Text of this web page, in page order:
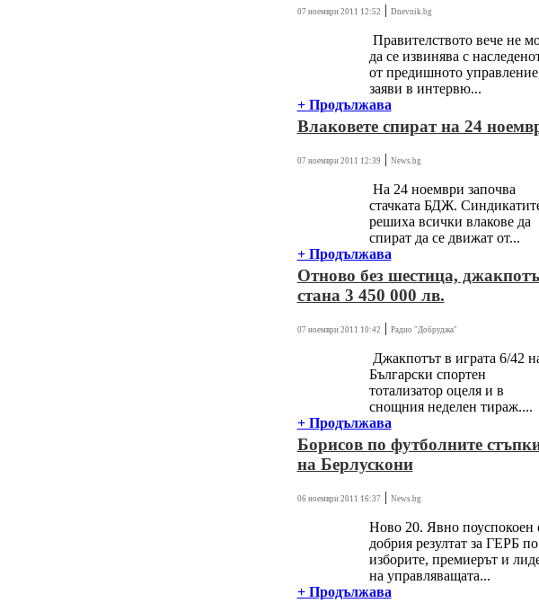
07 ноември 2011 12:52 | Dnevnik.bg
Правителството вече не
да се извинява с
от предишното
заяви в интервю...
+ Продължава
Влаковете спират на 24
07 ноември 2011 12:39 | News.bg
На 24 ноември започва
стачката БДЖ.
решиха всички влакове да
спират да се движат от...
+ Продължава
Отново без шестица,
стана 3 450 000 лв.
07 ноември 2011 10:42 | Радио "Добруджа"
Джакпотът в играта 6/42
Български спортен
тотализатор оцеля и в
снощния неделен тираж....
+ Продължава
Борисов по футболните
на Берлускони
06 ноември 2011 16:37 | News.bg
Ново 20. Явно поуспокоен
добрия резултат за ГЕРБ по
изборите, премиерът и
на управляващата...
+ Продължава